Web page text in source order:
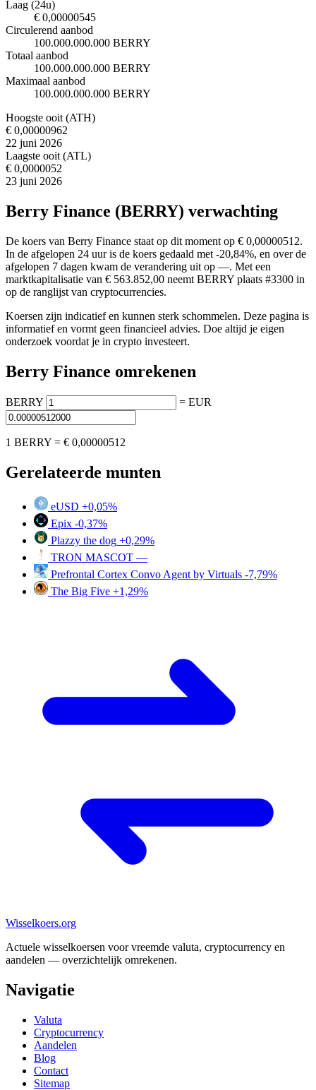
Laag (24u)
€ 0,00000545
Circulerend aanbod
100.000.000.000 BERRY
Totaal aanbod
100.000.000.000 BERRY
Maximaal aanbod
100.000.000.000 BERRY
Hoogste ooit (ATH)
€ 0,00000962
22 juni 2026
Laagste ooit (ATL)
€ 0,0000052
23 juni 2026
Berry Finance (BERRY) verwachting
De koers van Berry Finance staat op dit moment op € 0,00000512.
In de afgelopen 24 uur is de koers gedaald met -20,84%, en over de
afgelopen 7 dagen kwam de verandering uit op —. Met een
marktkapitalisatie van € 563.852,00 neemt BERRY plaats #3300 in
op de ranglijst van cryptocurrencies.
Koersen zijn indicatief en kunnen sterk schommelen. Deze pagina is
informatief en vormt geen financieel advies. Doe altijd je eigen
onderzoek voordat je in crypto investeert.
Berry Finance omrekenen
BERRY = EUR
1 BERRY = € 0,00000512
Gerelateerde munten
eUSD +0,05%
Epix -0,37%
Plazzy the dog +0,29%
TRON MASCOT —
Prefrontal Cortex Convo Agent by Virtuals -7,79%
The Big Five +1,29%
Wisselkoers.org
Actuele wisselkoersen voor vreemde valuta, cryptocurrency en
aandelen — overzichtelijk omrekenen.
Navigatie
Valuta
Cryptocurrency
Aandelen
Blog
Contact
Sitemap